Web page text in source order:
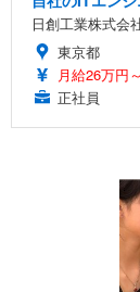
日創工業株式会
東京都
月給26万円
正社員